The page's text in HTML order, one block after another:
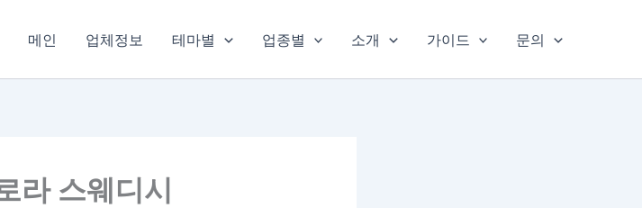
메인 업체정보 테마별 업종별 소개 가이드 문의
라 스웨디시